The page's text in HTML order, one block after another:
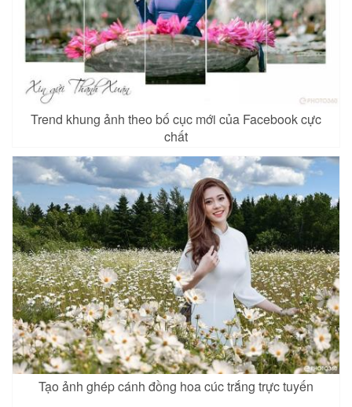
Trend khung ảnh theo bố cục mới của Facebook cực
chất
Tạo ảnh ghép cánh đồng hoa cúc trắng trực tuyến